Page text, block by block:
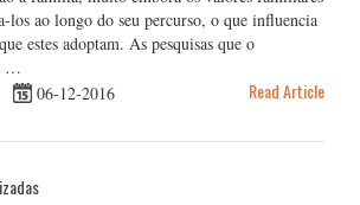
los ao longo do seu percurso, o que influencia
estes adoptam. As pesquisas que o
…
06-12-2016 Read Article